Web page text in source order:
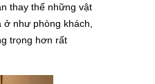
thay thế những vật
như phòng khách,
trọng hơn rất